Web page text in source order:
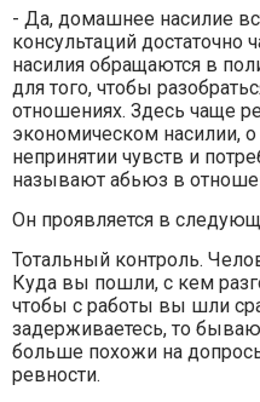
- Да, домашнее насилие
консультаций достаточно
насилия обращаются в
для того, чтобы
отношениях. Здесь чаще
экономическом насилии,
непринятии чувств и
называют абьюз в
Он проявляется в
Тотальный контроль.
Куда вы пошли, с кем
чтобы с работы вы шли
задерживаетесь, то
больше похожи на
ревности.